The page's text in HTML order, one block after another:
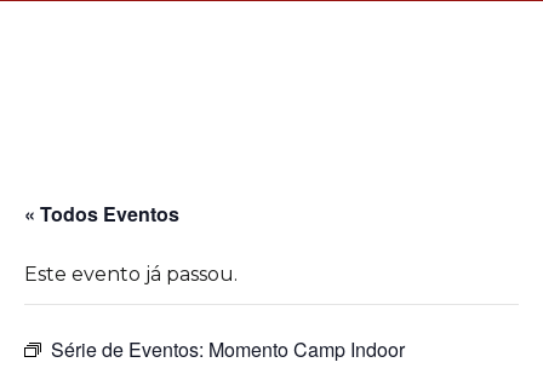
« Todos Eventos
Este evento já passou.
Série de Eventos: Momento Camp Indoor